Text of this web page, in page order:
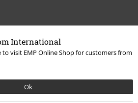
International
to visit EMP Online Shop for customers from
Ok